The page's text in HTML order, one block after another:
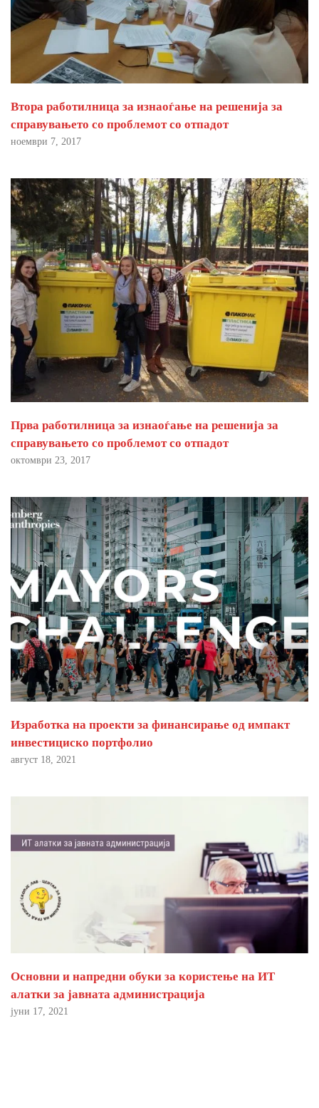
Втора работилница за изнаоѓање на решенија за
справувањето со проблемот со отпадот
ноември 7, 2017
Прва работилница за изнаоѓање на решенија за
справувањето со проблемот со отпадот
октомври 23, 2017
Изработка на проекти за финансирање од импакт
инвестициско портфолио
август 18, 2021
Основни и напредни обуки за користење на ИТ
алатки за јавната администрација
јуни 17, 2021